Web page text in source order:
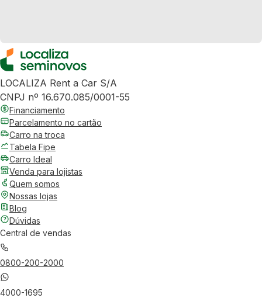
LOCALIZA Rent a Car S/A
CNPJ nº 16.670.085/0001-55
Financiamento
Parcelamento no cartão
Carro na troca
Tabela Fipe
Carro Ideal
Venda para lojistas
Quem somos
Nossas lojas
Blog
Dúvidas
Central de vendas
0800-200-2000
4000-1695